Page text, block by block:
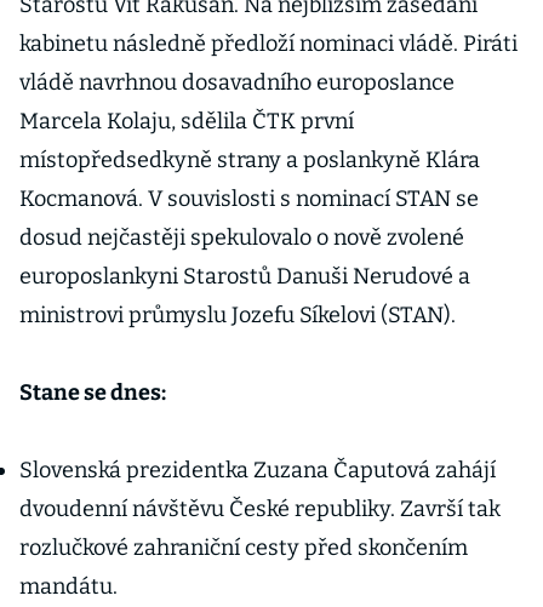
kabinetu následně předloží nominaci vládě. Piráti
vládě navrhnou dosavadního europoslance
Marcela Kolaju, sdělila ČTK první
místopředsedkyně strany a poslankyně Klára
Kocmanová. V souvislosti s nominací STAN se
dosud nejčastěji spekulovalo o nově zvolené
europoslankyni Starostů Danuši Nerudové a
ministrovi průmyslu Jozefu Síkelovi (STAN).
Stane se dnes:
Slovenská prezidentka Zuzana Čaputová zahájí
dvoudenní návštěvu České republiky. Završí tak
rozlučkové zahraniční cesty před skončením
mandátu.